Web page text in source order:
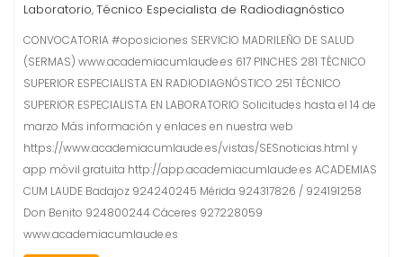
Laboratorio,Técnico Especialista de Radiodiagnóstico
CONVOCATORIA #oposiciones SERVICIO MADRILEÑO DE SALUD
(SERMAS) www.academiacumlaude.es 617 PINCHES 281 TÉCNICO
SUPERIOR ESPECIALISTA EN RADIODIAGNÓSTICO 251 TÉCNICO
SUPERIOR ESPECIALISTA EN LABORATORIO Solicitudes hasta el 14 de
marzo Más información y enlaces en nuestra web
https://www.academiacumlaude.es/vistas/SESnoticias.html y
app móvil gratuita http://app.academiacumlaude.es ACADEMIAS
CUM LAUDE Badajoz 924240245 Mérida 924317826 / 924191258
Don Benito 924800244 Cáceres 927228059
www.academiacumlaude.es